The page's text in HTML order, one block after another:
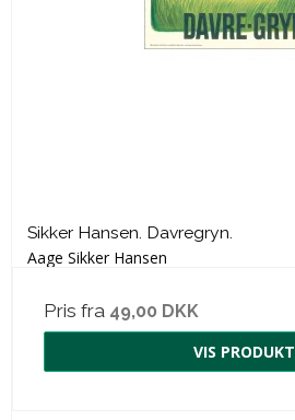
Sikker Hansen. Davregryn.
Aage Sikker Hansen
Pris fra 49,00 DKK
VIS PRODUKT